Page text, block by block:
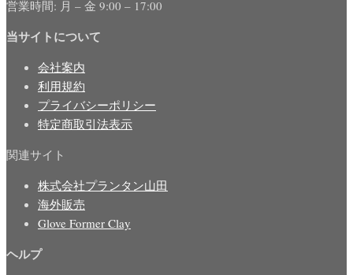
営業時間: 月 – 金 9:00 – 17:00
当サイトについて
会社案内
利用規約
プライバシーポリシー
特定商取引法表示
関連サイト
株式会社プランタン山田
海外販売
Glove Former Clay
ヘルプ